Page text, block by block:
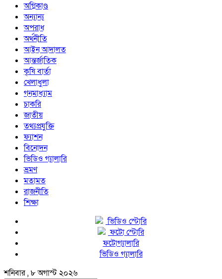
অগ্নিকাণ্ড
অন্যান্য
অপরাধ
অর্থনীতি
আইন আদালত
আন্তর্জাতিক
কৃষি বার্তা
খেলাধুলা
গনমাধ্যাম
চাকরি
জাতীয়
তথ্যপ্রযুক্তি
ফ্যাশন
বিনোদন
ভিডিও গ্যালারি
ভ্রমণ
মতামত
রাজনীতি
শিক্ষা
ভিডিও স্টোরি
ফটো স্টোরি
ফটোগ্যালারি
ভিডিও গ্যালারি
শনিবার , ৮ অগাস্ট ২০২৬